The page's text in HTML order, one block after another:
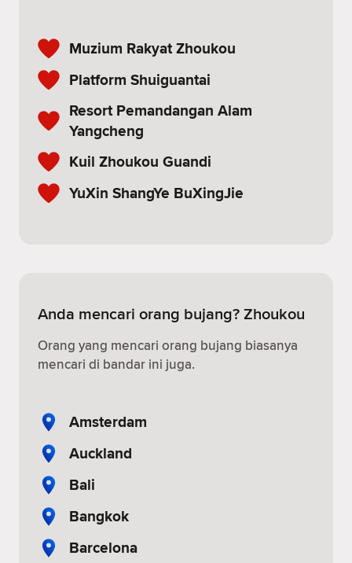
Muzium Rakyat Zhoukou
Platform Shuiguantai
Resort Pemandangan Alam
Yangcheng
Kuil Zhoukou Guandi
YuXin ShangYe BuXingJie
Anda mencari orang bujang? Zhoukou
Orang yang mencari orang bujang biasanya
mencari di bandar ini juga.
Amsterdam
Auckland
Bali
Bangkok
Barcelona